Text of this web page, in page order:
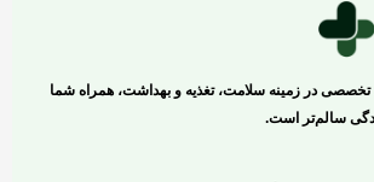
تخصصی در زمینه سلامت، تغذیه و بهداشت، همراه شما
سالم‌تر است.